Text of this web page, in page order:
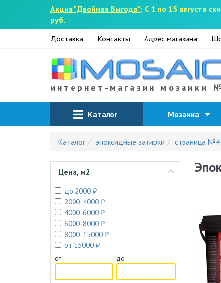
Акция "Двойная Выгода": С 1 по 15 августа
руб.
Доставка
Контакты Адрес магазина
интернет-магазин мозаики
Каталог Мозаика
Каталог эпоксидные затирки страница №4
Цена, м2
до 2000 ₽
2000-4000 ₽
4000-6000 ₽
6000-8000 ₽
8000-15000 ₽
от 15000 ₽
от до